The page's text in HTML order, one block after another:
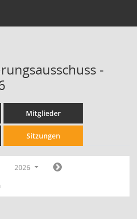
-
Mitglieder
Sitzungen
2026